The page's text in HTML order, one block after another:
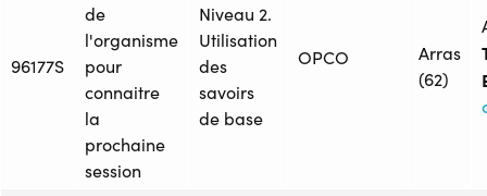
96177S
de
l'organisme
pour
connaitre
la
prochaine
session
Niveau 2.
Utilisation
des
savoirs
de base
OPCO
Arras
(62)